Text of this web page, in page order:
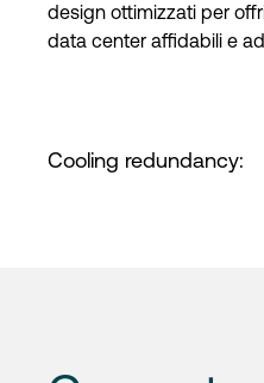
design ottimizzati per
data center affidabili e
Cooling redundancy: